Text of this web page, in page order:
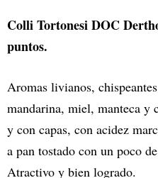
Colli Tortonesi DOC
puntos.
Aromas livianos,
mandarina, miel, manteca y
y con capas, con acidez
a pan tostado con un poco
Atractivo y bien logrado.